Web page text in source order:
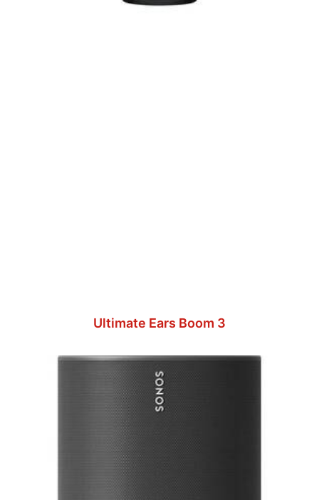
Ultimate Ears Boom 3